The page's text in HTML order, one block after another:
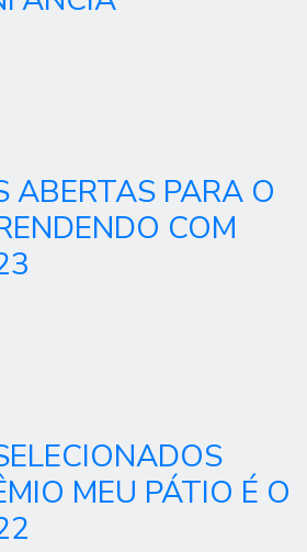
ABERTAS PARA O
COM
MEU PÁTIO É O